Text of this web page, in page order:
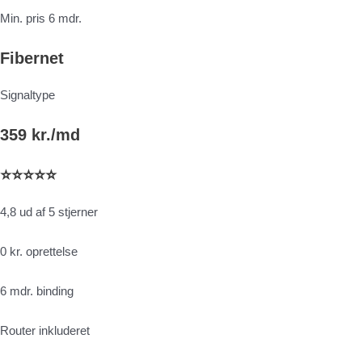
Min. pris 6 mdr.
Fibernet
Signaltype
359 kr./md
⭐⭐⭐⭐⭐
4,8 ud af 5 stjerner
0 kr. oprettelse
6 mdr. binding
Router inkluderet